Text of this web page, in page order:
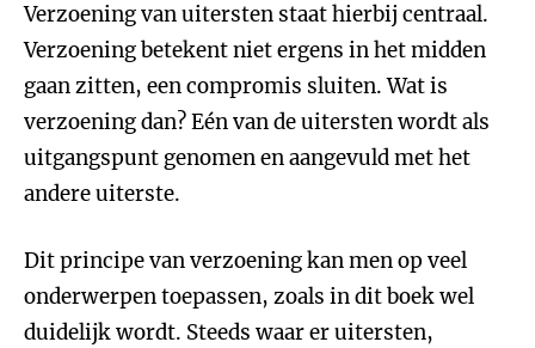
Verzoening van uitersten staat hierbij centraal.
Verzoening betekent niet ergens in het midden
gaan zitten, een compromis sluiten. Wat is
verzoening dan? Eén van de uitersten wordt als
uitgangspunt genomen en aangevuld met het
andere uiterste.
Dit principe van verzoening kan men op veel
onderwerpen toepassen, zoals in dit boek wel
duidelijk wordt. Steeds waar er uitersten,